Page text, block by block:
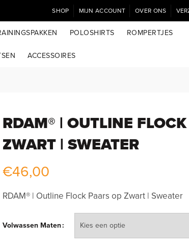
SHOP MIJN ACCOUNT OVER ONS
POLOSHIRTS ROMPERTJES
ACCESSOIRES
RDAM® | OUTLINE
ZWART | SWEATER
€46,00
RDAM® | Outline Flock Paars op Zwart | Sweater
Volwassen Maten